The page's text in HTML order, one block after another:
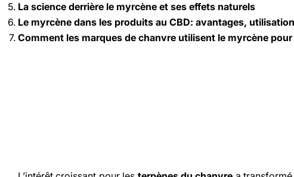
La science derrière le myrcène et ses effets naturels
Le myrcène dans les produits au CBD: avantages,
Comment les marques de chanvre utilisent le myrcène